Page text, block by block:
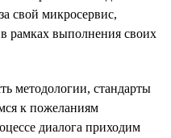
свой микросервис,
рамках выполнения своих
методологии, стандарты
к пожеланиям
диалога приходим